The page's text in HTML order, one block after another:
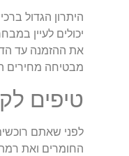
היתרון הגדול
יכולים לעיין
את ההזמנה עד
מבטיחה מחירים
טיפים
לפני שאתם
החומרים ואת רמת